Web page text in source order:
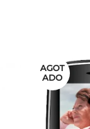
AGOT
ADO